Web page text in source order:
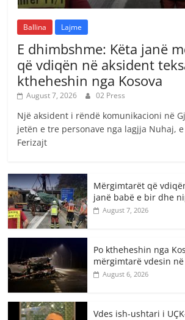
Ballina Lajme
E dhimbshme: Këta janë
që vdiqën në aksident
ktheheshin nga Kosova
August 7, 2026 02 Press
Një aksident i rëndë komunikacioni në
jetën e tre personave nga lagjja Nuhaj, e
Ferizajt
Mërgimtarët që
janë babë e bir dhe
August 7, 2026
Po ktheheshin nga
mërgimtarë vdesin
August 6, 2026
Vdes ish-ushtari i